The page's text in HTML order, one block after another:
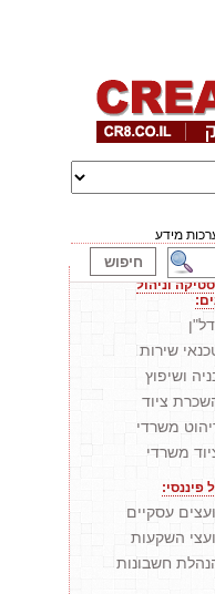
מידע
וניהול
שירות
ושיפוץ
ציוד
משרדי
משרדי
פיננסי:
עסקיים
השקעות
חשבונות